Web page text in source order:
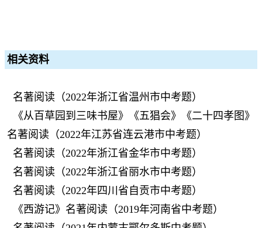
相关资料
名著阅读（2022年浙江省温州市中考题）
《从百草园到三味书屋》《五猖会》《二十四孝图》
名著阅读（2022年江苏省连云港市中考题）
名著阅读（2022年浙江省金华市中考题）
名著阅读（2022年浙江省丽水市中考题）
名著阅读（2022年四川省自贡市中考题）
《西游记》名著阅读（2019年河南省中考题）